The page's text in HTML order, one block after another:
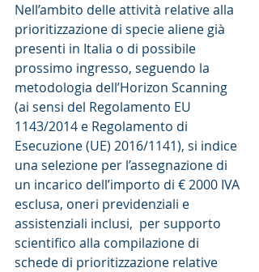
Nell’ambito delle attività relative alla
prioritizzazione di specie aliene già
presenti in Italia o di possibile
prossimo ingresso, seguendo la
metodologia dell’Horizon Scanning
(ai sensi del Regolamento EU
1143/2014 e Regolamento di
Esecuzione (UE) 2016/1141), si indice
una selezione per l’assegnazione di
un incarico dell’importo di € 2000 IVA
esclusa, oneri previdenziali e
assistenziali inclusi,  per supporto
scientifico alla compilazione di
schede di prioritizzazione relative